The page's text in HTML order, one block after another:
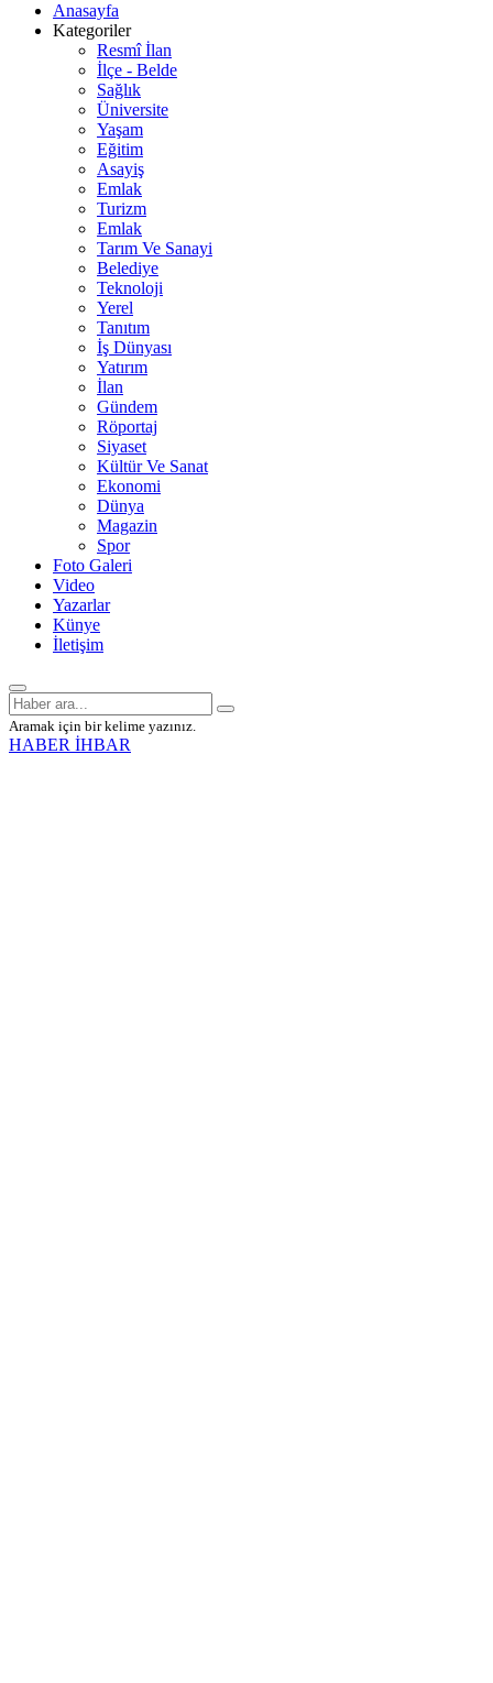
Anasayfa
Kategoriler
Resmî İlan
İlçe - Belde
Sağlık
Üniversite
Yaşam
Eğitim
Asayiş
Emlak
Turizm
Emlak
Tarım Ve Sanayi
Belediye
Teknoloji
Yerel
Tanıtım
İş Dünyası
Yatırım
İlan
Gündem
Röportaj
Siyaset
Kültür Ve Sanat
Ekonomi
Dünya
Magazin
Spor
Foto Galeri
Video
Yazarlar
Künye
İletişim
Aramak için bir kelime yazınız.
HABER İHBAR